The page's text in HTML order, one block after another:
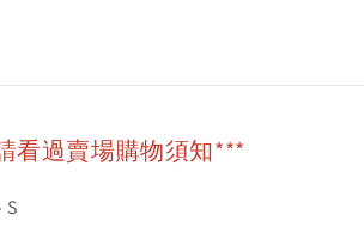
看過賣場購物須知***
S